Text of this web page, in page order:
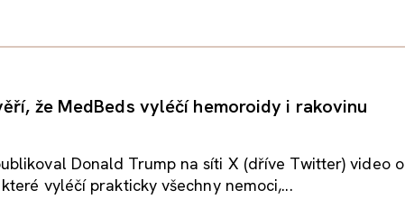
že MedBeds vyléčí hemoroidy i rakovinu
Donald Trump na síti X (dříve Twitter) video o
vyléčí prakticky všechny nemoci,...